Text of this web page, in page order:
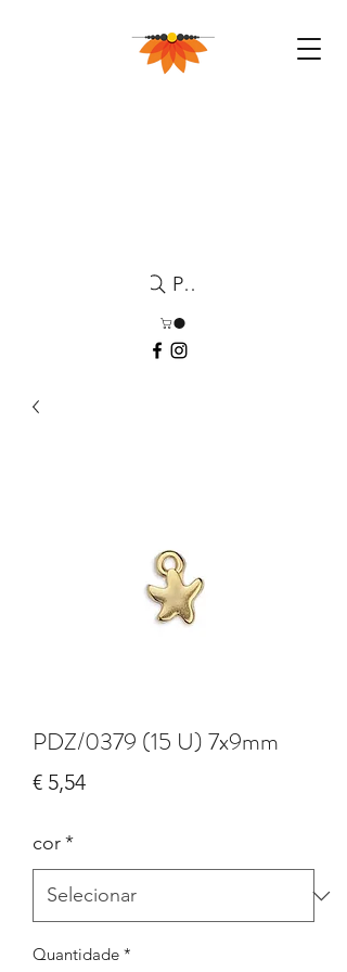
Pesquisa
PDZ/0379 (15 U) 7x9mm
€ 5,54Preço
cor*
Quantidade *